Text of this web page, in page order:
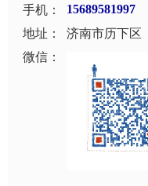
手机：
15689581997
地址：
济南市历下区
微信：